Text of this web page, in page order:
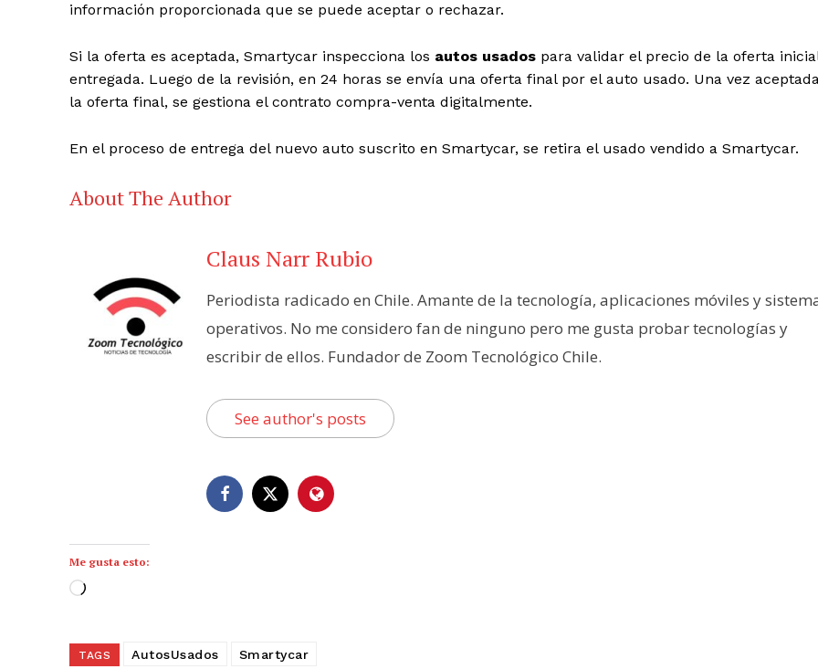
información proporcionada que se puede aceptar o rechazar.
Si la oferta es aceptada, Smartycar inspecciona los autos usados para validar el precio de la oferta
entregada. Luego de la revisión, en 24 horas se envía una oferta final por el auto usado. Una vez
la oferta final, se gestiona el contrato compra-venta digitalmente.
En el proceso de entrega del nuevo auto suscrito en Smartycar, se retira el usado vendido a Smartycar.
About The Author
Claus Narr Rubio
Periodista radicado en Chile. Amante de la tecnología, aplicaciones móviles y
operativos. No me considero fan de ninguno pero me gusta probar tecnologías y
escribir de ellos. Fundador de Zoom Tecnológico Chile.
See author's posts
Me gusta esto:
C
g
TAGS AutosUsados Smartycar